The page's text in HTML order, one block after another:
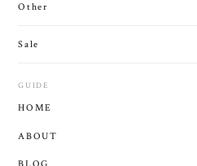
Other
Sale
GUIDE
HOME
ABOUT